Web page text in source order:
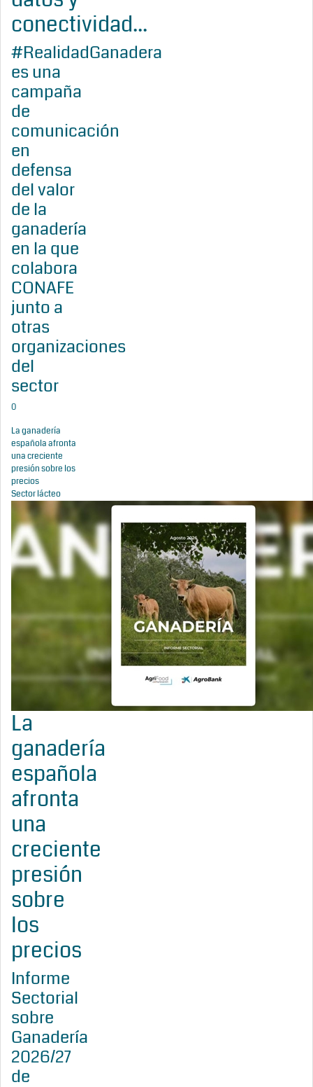
conectividad...
#RealidadGanadera
es una
campaña
de
comunicación
en
defensa
del valor
de la
ganadería
en la que
colabora
CONAFE
junto a
otras
organizaciones
del
sector
0
La ganadería
española afronta
una creciente
presión sobre los
precios
Sector lácteo
La
ganadería
española
afronta
una
creciente
presión
sobre
los
precios
Informe
Sectorial
sobre
Ganadería
2026/27
de